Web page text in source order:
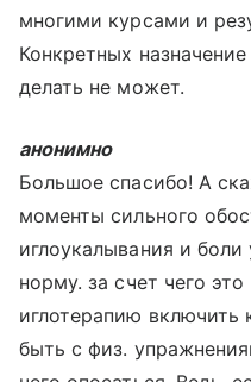
многими курсами и
Конкретных
делать не может.
анонимно
Большое спасибо! А
моменты сильного
иглоукалывания и
норму. за счет чего
иглотерапию включить
быть с физ.